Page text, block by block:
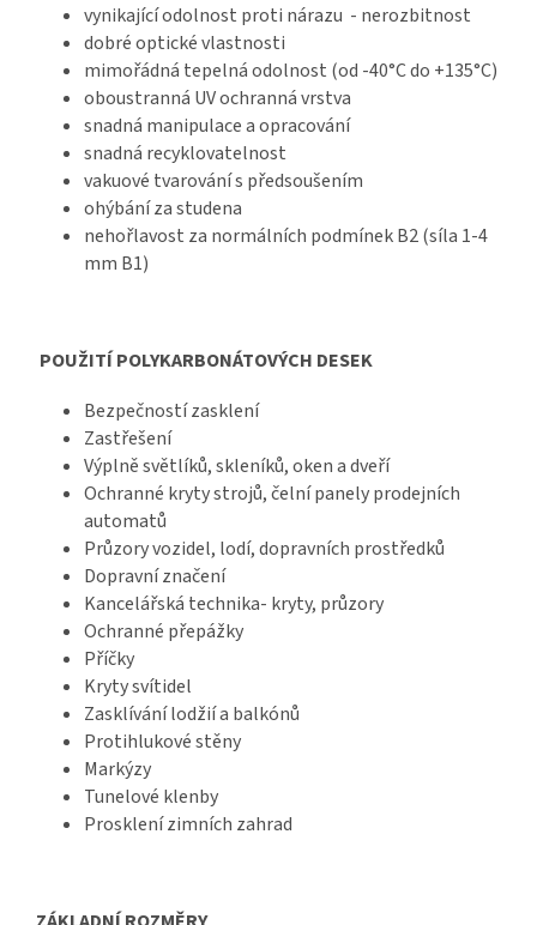
vynikající odolnost proti nárazu - nerozbitnost
dobré optické vlastnosti
mimořádná tepelná odolnost (od -40°C do +135°C)
oboustranná UV ochranná vrstva
snadná manipulace a opracování
snadná recyklovatelnost
vakuové tvarování s předsoušením
ohýbání za studena
nehořlavost za normálních podmínek B2 (síla 1-4
mm B1)
POUŽITÍ POLYKARBONÁTOVÝCH DESEK
Bezpečností zasklení
Zastřešení
Výplně světlíků, skleníků, oken a dveří
Ochranné kryty strojů, čelní panely prodejních
automatů
Průzory vozidel, lodí, dopravních prostředků
Dopravní značení
Kancelářská technika- kryty, průzory
Ochranné přepážky
Příčky
Kryty svítidel
Zasklívání lodžií a balkónů
Protihlukové stěny
Markýzy
Tunelové klenby
Prosklení zimních zahrad